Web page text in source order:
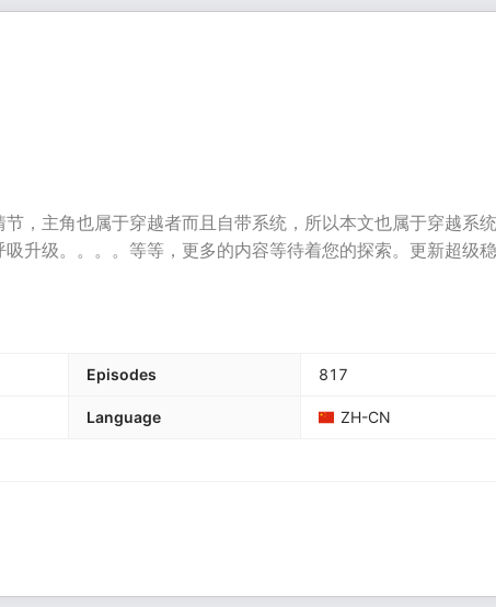
，主角也属于穿越者而且自带系统，所以本文也属于穿越系
升级。。。。等等，更多的内容等待着您的探索。更新超级稳
Episodes 817
Language ZH-CN